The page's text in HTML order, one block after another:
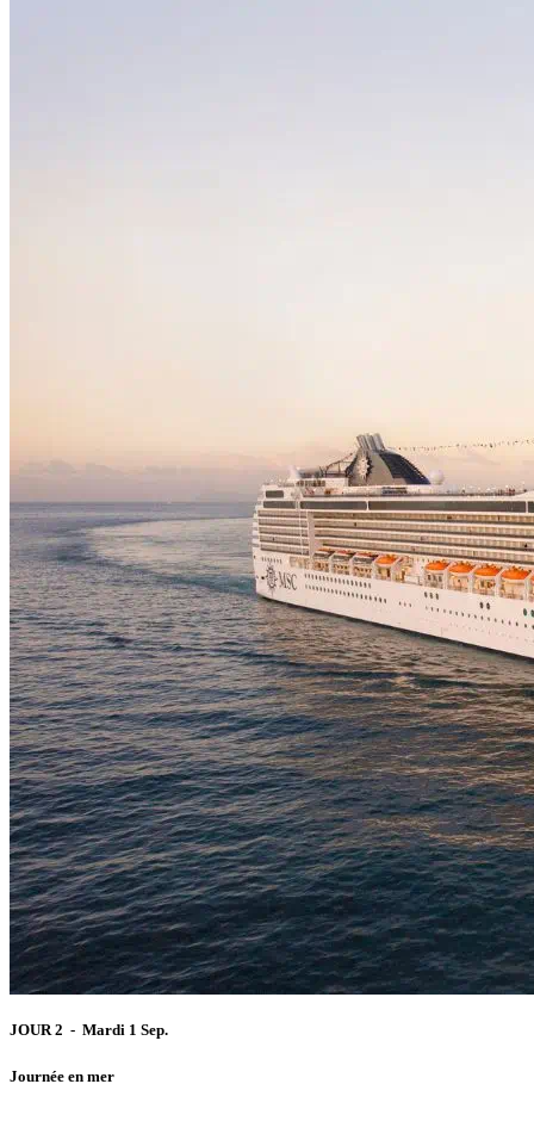
JOUR 2 - Mardi 1 Sep.
Journée en mer